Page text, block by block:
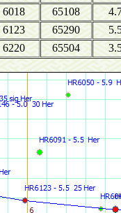
6018 65108
6123 65290
6220 65504